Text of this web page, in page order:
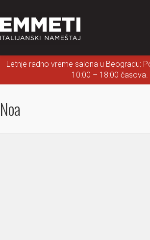
Letnje radno vreme salona u Beogradu:
10:00 – 18:00 časova.
Noa